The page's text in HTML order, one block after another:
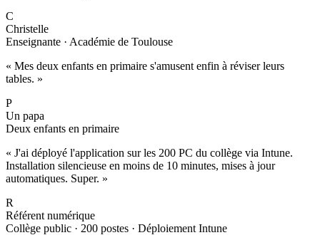
C
Christelle
Enseignante · Académie de Toulouse
« Mes deux enfants en primaire s'amusent enfin à réviser leurs
tables. »
P
Un papa
Deux enfants en primaire
« J'ai déployé l'application sur les 200 PC du collège via Intune.
Installation silencieuse en moins de 10 minutes, mises à jour
automatiques. Super. »
R
Référent numérique
Collège public · 200 postes · Déploiement Intune